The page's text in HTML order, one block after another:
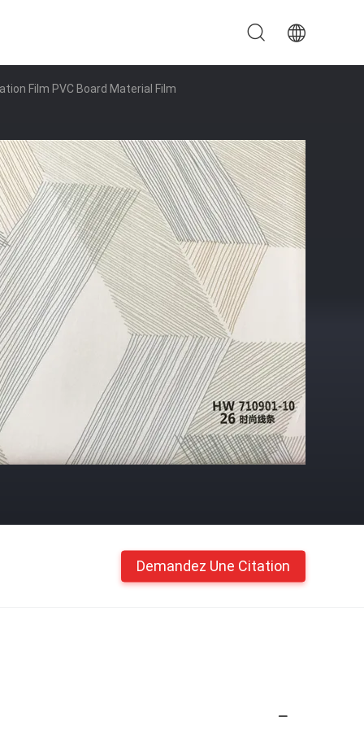
Film PVC Board Material Film
Demandez Une Citation